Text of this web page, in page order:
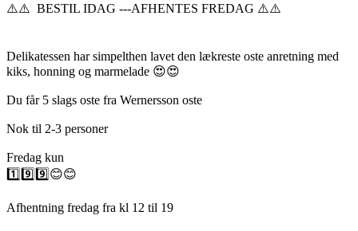
⚠️⚠️ BESTIL IDAG ---AFHENTES FREDAG ⚠️⚠️
Delikatessen har simpelthen lavet den lækreste oste anretning med
kiks, honning og marmelade 😍😍
Du får 5 slags oste fra Wernersson oste
Nok til 2-3 personer
Fredag kun
1️⃣9️⃣9️⃣😊😊
Afhentning fredag fra kl 12 til 19